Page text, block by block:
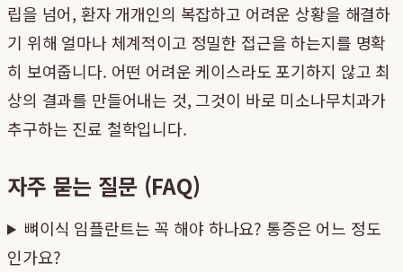
립을 넘어, 환자 개개인의 복잡하고 어려운 상황을 해결하
기 위해 얼마나 체계적이고 정밀한 접근을 하는지를 명확
히 보여줍니다. 어떤 어려운 케이스라도 포기하지 않고 최
상의 결과를 만들어내는 것, 그것이 바로 미소나무치과가
추구하는 진료 철학입니다.
자주 묻는 질문 (FAQ)
뼈이식 임플란트는 꼭 해야 하나요? 통증은 어느 정도
인가요?